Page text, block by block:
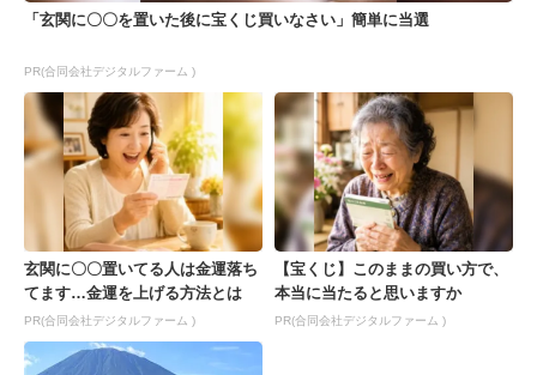
「玄関に〇〇を置いた後に宝くじ買いなさい」簡単に当選
PR(合同会社デジタルファーム )
玄関に〇〇置いてる人は金運落ち
てます…金運を上げる方法とは
PR(合同会社デジタルファーム )
【宝くじ】このままの買い方で、
本当に当たると思いますか
PR(合同会社デジタルファーム )